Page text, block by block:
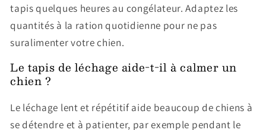
tapis quelques heures au congélateur. Adaptez les
quantités à la ration quotidienne pour ne pas
suralimenter votre chien.
Le tapis de léchage aide-t-il à calmer un
chien ?
Le léchage lent et répétitif aide beaucoup de chiens à
se détendre et à patienter, par exemple pendant le